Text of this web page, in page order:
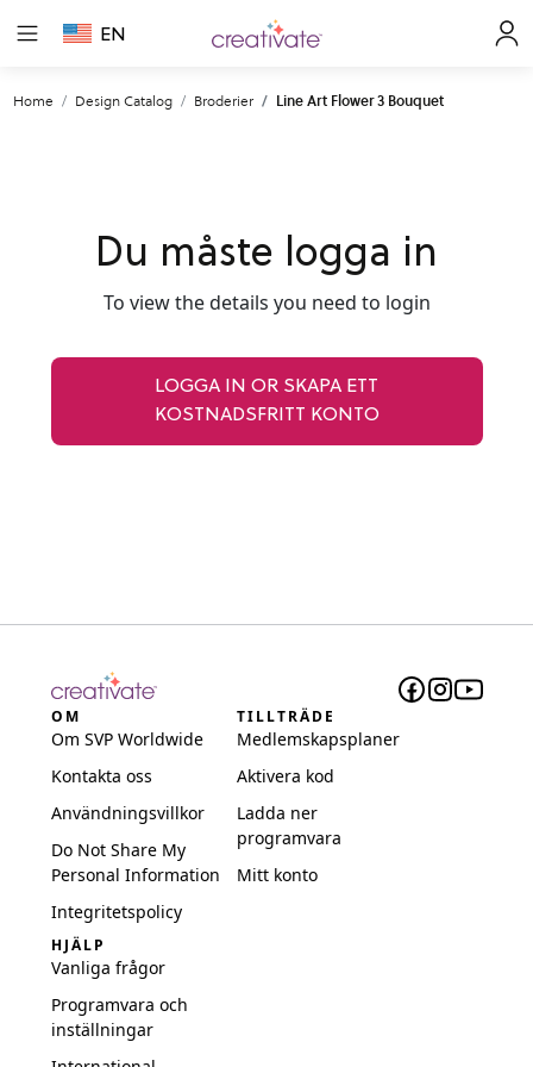
EN
Home Design Catalog Broderier Line Art Flower 3 Bouquet
Du måste logga in
To view the details you need to login
LOGGA IN OR SKAPA ETT
KOSTNADSFRITT KONTO
OM
Om SVP Worldwide
Kontakta oss
Användningsvillkor
Do Not Share My
Personal Information
Integritetspolicy
TILLTRÄDE
Medlemskapsplaner
Aktivera kod
Ladda ner
programvara
Mitt konto
HJÄLP
Vanliga frågor
Programvara och
inställningar